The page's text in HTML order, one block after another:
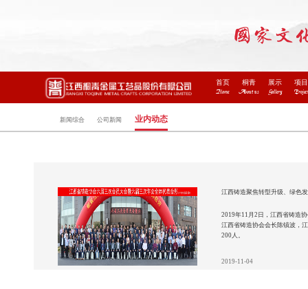
首页
Home
桐青
About us
展示
Gallery
项目
Project
新闻综合 公司新闻 业内动态
江西铸造聚焦转型升级、绿色
2019年11月2日，江西省铸造
江西省铸造协会会长陈镇波，
200人。
2019-11-04